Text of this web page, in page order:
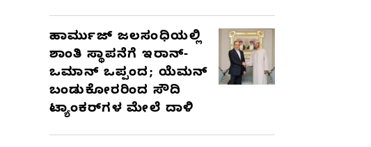
ಹಾರ್ಮುಜ್ ಜಲಸಂಧಿಯಲ್ಲಿ
ಶಾಂತಿ ಸ್ಥಾಪನೆಗೆ ಇರಾನ್-
ಒಮಾನ್ ಒಪ್ಪಂದ; ಯೆಮನ್
ಬಂಡುಕೋರರಿಂದ ಸೌದಿ
ಟ್ಯಾಂಕರ್‌ಗಳ ಮೇಲೆ ದಾಳಿ